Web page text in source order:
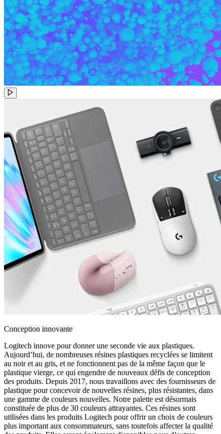
Conception innovante
Logitech innove pour donner une seconde vie aux plastiques.
Aujourd’hui, de nombreuses résines plastiques recyclées se limitent
au noir et au gris, et ne fonctionnent pas de la même façon que le
plastique vierge, ce qui engendre de nouveaux défis de conception
des produits. Depuis 2017, nous travaillons avec des fournisseurs de
plastique pour concevoir de nouvelles résines, plus résistantes, dans
une gamme de couleurs nouvelles. Notre palette est désormais
constituée de plus de 30 couleurs attrayantes. Ces résines sont
utilisées dans les produits Logitech pour offrir un choix de couleurs
plus important aux consommateurs, sans toutefois affecter la qualité